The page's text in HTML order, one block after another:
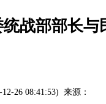
战部部长与
12-26 08:41:53) 来源：